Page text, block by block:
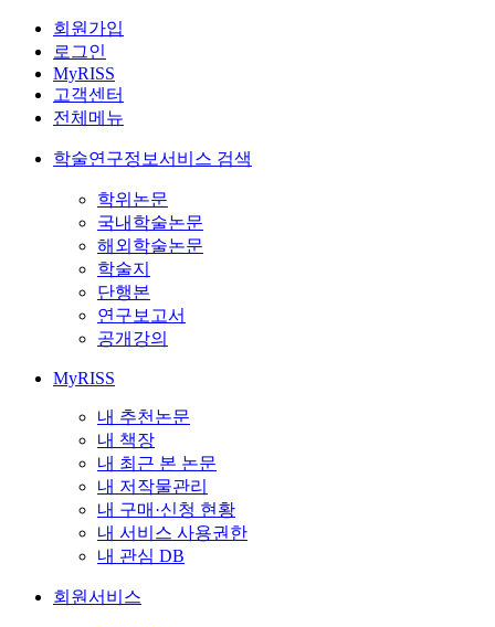
회원가입
로그인
MyRISS
고객센터
전체메뉴
학술연구정보서비스 검색
학위논문
국내학술논문
해외학술논문
학술지
단행본
연구보고서
공개강의
MyRISS
내 추천논문
내 책장
내 최근 본 논문
내 저작물관리
내 구매·신청 현황
내 서비스 사용권한
내 관심 DB
회원서비스